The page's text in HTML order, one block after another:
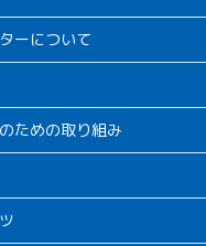
ーについて
ための取り組み